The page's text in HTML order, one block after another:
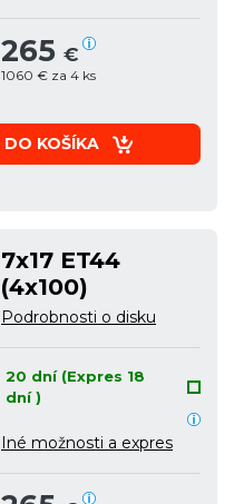
265 €
1060 € za 4 ks
DO KOŠÍKA
7x17 ET44
(4x100)
Podrobnosti o disku
20 dní (Expres 18
dní )
Iné možnosti a expres